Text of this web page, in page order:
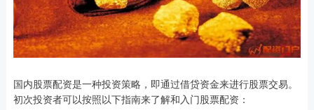
国内股票配资是一种投资策略，即通过借贷资金来进行股票交易。
初次投资者可以按照以下指南来了解和入门股票配资：